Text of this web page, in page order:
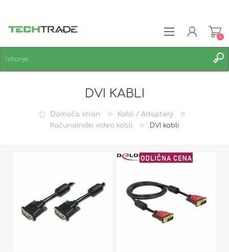
0
DVI KABLI
Domača stran
Kabli / Adapterji
Računalniški video kabli
DVI kabli